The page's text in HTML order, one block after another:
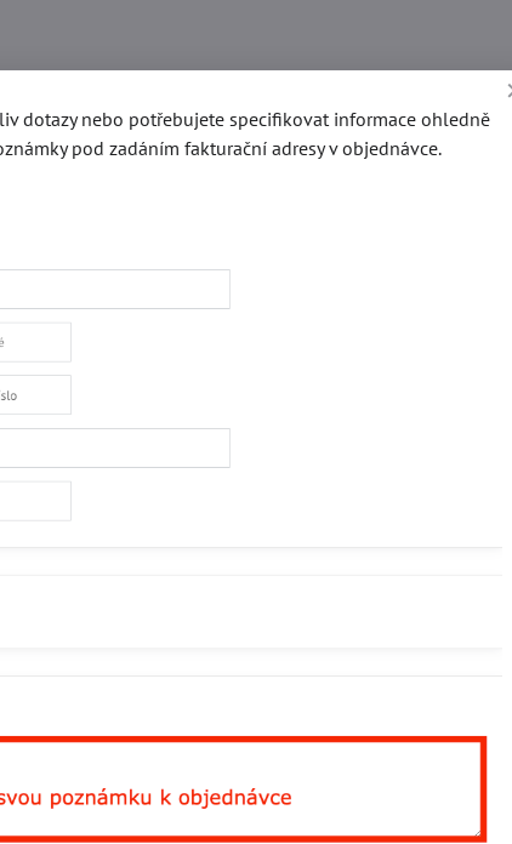
dotazy nebo potřebujete specifikovat informace ohledně
pod zadáním fakturační adresy v objednávce.